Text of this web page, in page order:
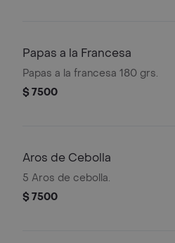
Papas a la Francesa
Papas a la francesa 180 grs.
$ 7500
Aros de Cebolla
5 Aros de cebolla.
$ 7500